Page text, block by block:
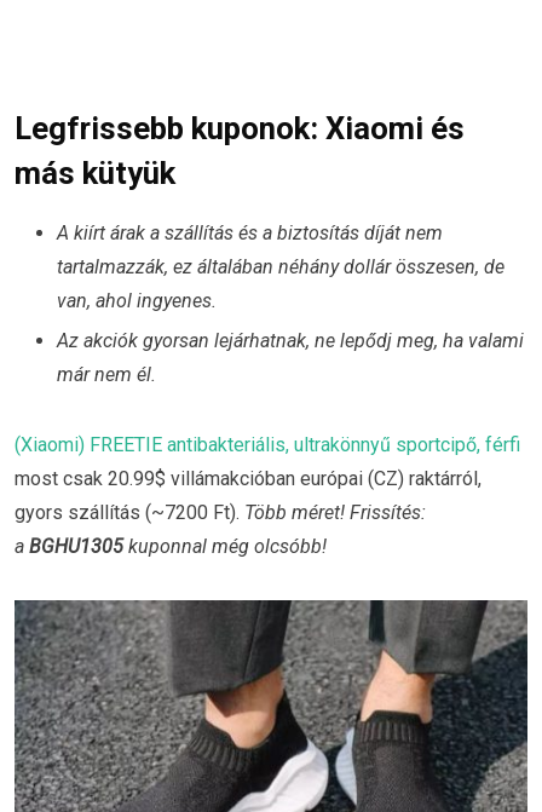
Legfrissebb kuponok: Xiaomi és
más kütyük
A kiírt árak a szállítás és a biztosítás díját nem
tartalmazzák, ez általában néhány dollár összesen, de
van, ahol ingyenes.
Az akciók gyorsan lejárhatnak, ne lepődj meg, ha valami
már nem él.
(Xiaomi) FREETIE antibakteriális, ultrakönnyű sportcipő, férfi
most csak 20.99$ villámakcióban európai (CZ) raktárról,
gyors szállítás (~7200 Ft). Több méret! Frissítés:
a BGHU1305kuponnal még olcsóbb!